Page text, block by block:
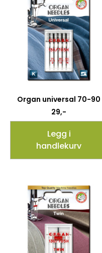
Organ universal 70-90
29,-
Legg i
handlekurv